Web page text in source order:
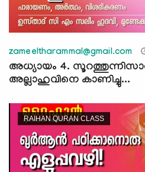
zameeltharammal@gmail.com
അധ്യായം 4.
അല്ലാഹുവിനെ കാണിച്ചു...
RAIHAN QURAN CLASS